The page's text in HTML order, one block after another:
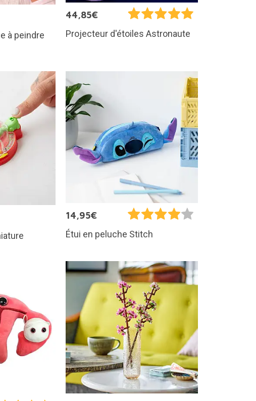
à peindre
44,85€
Projecteur d'étoiles Astronaute
14,95€
Étui en peluche Stitch